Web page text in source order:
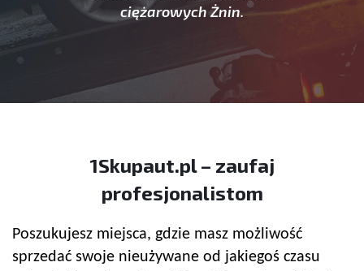
ciężarowych Żnin.
1Skupaut.pl – zaufaj
profesjonalistom
Poszukujesz miejsca, gdzie masz możliwość
sprzedać swoje nieużywane od jakiegoś czasu